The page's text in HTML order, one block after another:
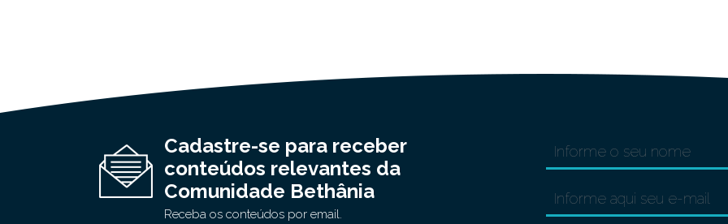
Cadastre-se para receber
conteúdos relevantes da
Comunidade Bethânia
Receba os conteúdos por email.